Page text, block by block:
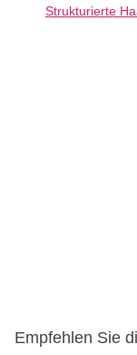
Strukturierte
Empfehlen Sie